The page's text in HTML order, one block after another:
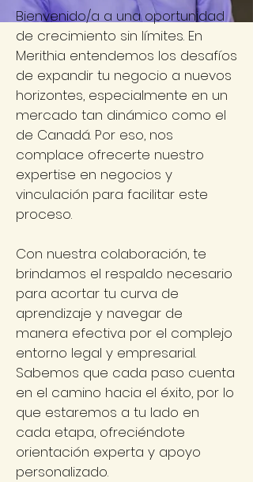
Bienvenido/a a una oportunidad
de crecimiento sin límites. En
Merithia entendemos los desafíos
de expandir tu negocio a nuevos
horizontes, especialmente en un
mercado tan dinámico como el
de Canadá. Por eso, nos
complace ofrecerte nuestro
expertise en negocios y
vinculación para facilitar este
proceso.
Con nuestra colaboración, te
brindamos el respaldo necesario
para acortar tu curva de
aprendizaje y navegar de
manera efectiva por el complejo
entorno legal y empresarial.
Sabemos que cada paso cuenta
en el camino hacia el éxito, por lo
que estaremos a tu lado en
cada etapa, ofreciéndote
orientación experta y apoyo
personalizado.